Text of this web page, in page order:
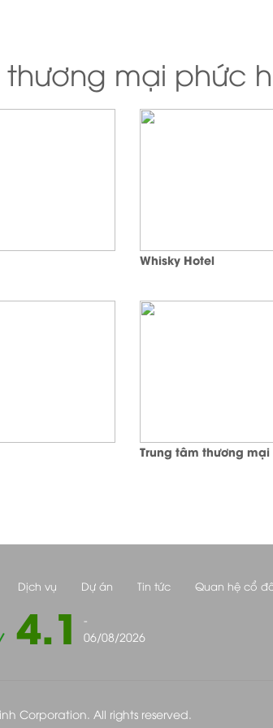
thương mại phức
Whisky Hotel
Trung tâm thương
Dịch vụ Dự án Tin tức Quan hệ cổ
4.1
-
06/08/2026
Corporation. All rights reserved.